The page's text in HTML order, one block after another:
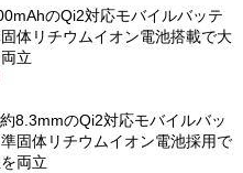
のQi2対応モバイルバッテ
体リチウムイオン電池搭載で大
立
8.3mmのQi2対応モバイルバッ
固体リチウムイオン電池採用で
両立